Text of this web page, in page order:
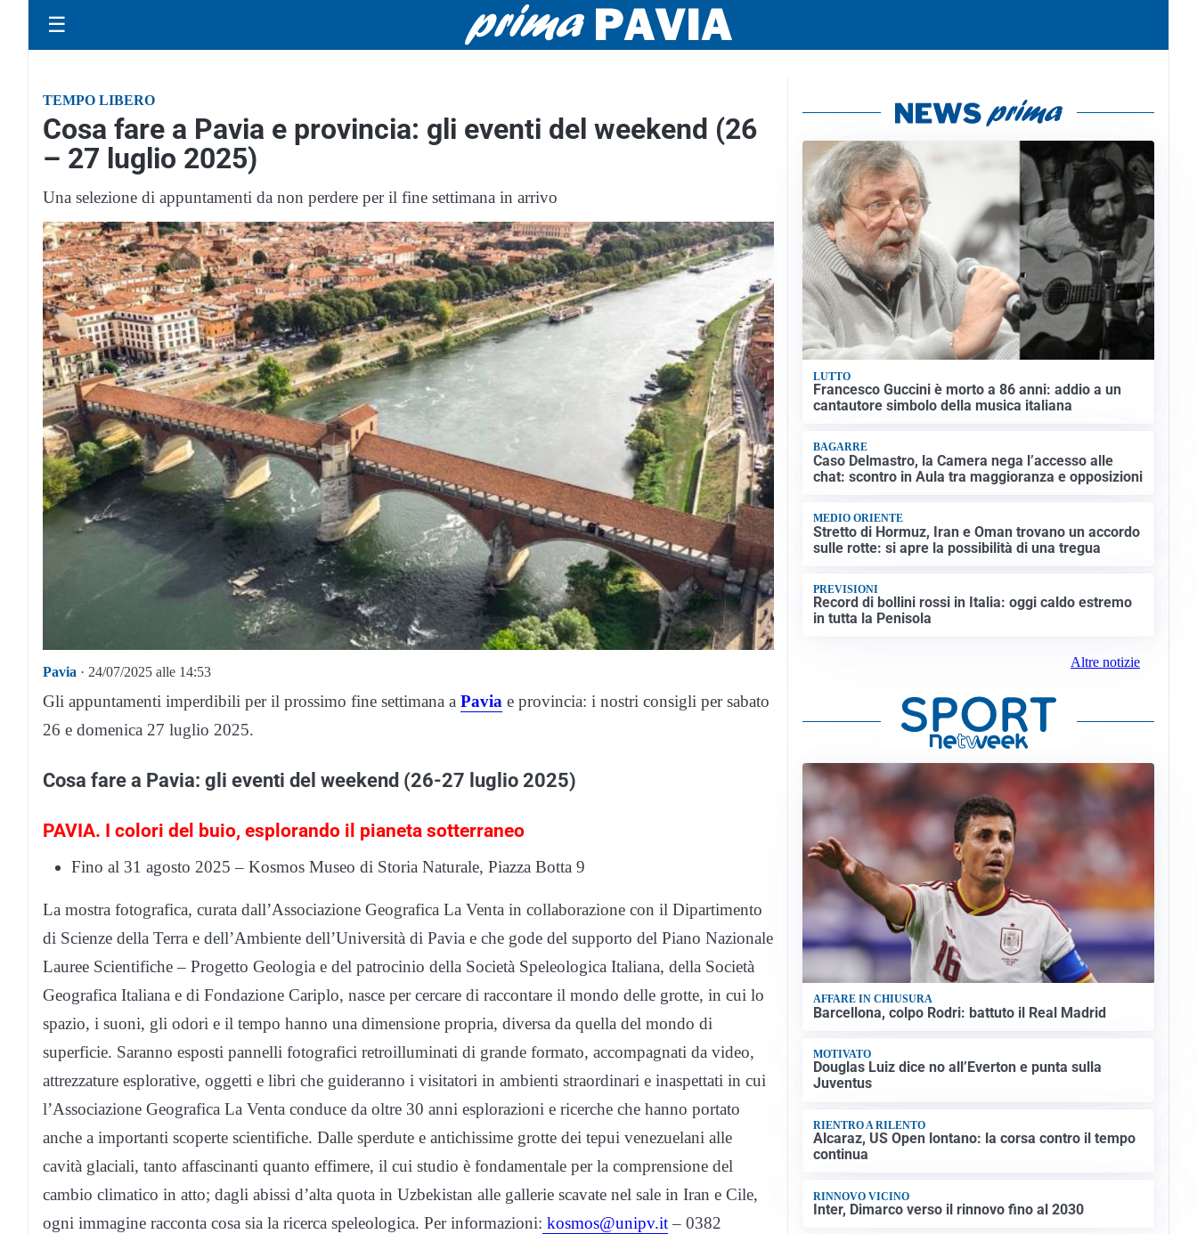
☰
TEMPO LIBERO
Cosa fare a Pavia e provincia: gli eventi del weekend (26
– 27 luglio 2025)
Una selezione di appuntamenti da non perdere per il fine settimana in arrivo
Pavia · 24/07/2025 alle 14:53
Gli appuntamenti imperdibili per il prossimo fine settimana a Pavia e provincia: i nostri consigli per sabato
26 e domenica 27 luglio 2025.
Cosa fare a Pavia: gli eventi del weekend (26-27 luglio 2025)
PAVIA. I colori del buio, esplorando il pianeta sotterraneo
Fino al 31 agosto 2025 – Kosmos Museo di Storia Naturale, Piazza Botta 9
La mostra fotografica, curata dall’Associazione Geografica La Venta in collaborazione con il Dipartimento
di Scienze della Terra e dell’Ambiente dell’Università di Pavia e che gode del supporto del Piano Nazionale
Lauree Scientifiche – Progetto Geologia e del patrocinio della Società Speleologica Italiana, della Società
Geografica Italiana e di Fondazione Cariplo, nasce per cercare di raccontare il mondo delle grotte, in cui lo
spazio, i suoni, gli odori e il tempo hanno una dimensione propria, diversa da quella del mondo di
superficie. Saranno esposti pannelli fotografici retroilluminati di grande formato, accompagnati da video,
attrezzature esplorative, oggetti e libri che guideranno i visitatori in ambienti straordinari e inaspettati in cui
l’Associazione Geografica La Venta conduce da oltre 30 anni esplorazioni e ricerche che hanno portato
anche a importanti scoperte scientifiche. Dalle sperdute e antichissime grotte dei tepui venezuelani alle
cavità glaciali, tanto affascinanti quanto effimere, il cui studio è fondamentale per la comprensione del
cambio climatico in atto; dagli abissi d’alta quota in Uzbekistan alle gallerie scavate nel sale in Iran e Cile,
ogni immagine racconta cosa sia la ricerca speleologica. Per informazioni: kosmos@unipv.it– 0382
LUTTO
Francesco Guccini è morto a 86 anni: addio a un
cantautore simbolo della musica italiana
BAGARRE
Caso Delmastro, la Camera nega l’accesso alle
chat: scontro in Aula tra maggioranza e opposizioni
MEDIO ORIENTE
Stretto di Hormuz, Iran e Oman trovano un accordo
sulle rotte: si apre la possibilità di una tregua
PREVISIONI
Record di bollini rossi in Italia: oggi caldo estremo
in tutta la Penisola
Altre notizie
AFFARE IN CHIUSURA
Barcellona, colpo Rodri: battuto il Real Madrid
MOTIVATO
Douglas Luiz dice no all’Everton e punta sulla
Juventus
RIENTRO A RILENTO
Alcaraz, US Open lontano: la corsa contro il tempo
continua
RINNOVO VICINO
Inter, Dimarco verso il rinnovo fino al 2030